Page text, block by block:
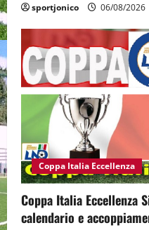
sportjonico 06/08/2026
Coppa Italia Eccellenza
Coppa Italia
calendario e